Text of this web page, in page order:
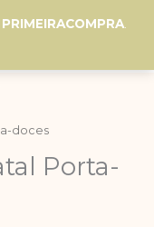
PRIMEIRACOMPRA
doces
Porta-